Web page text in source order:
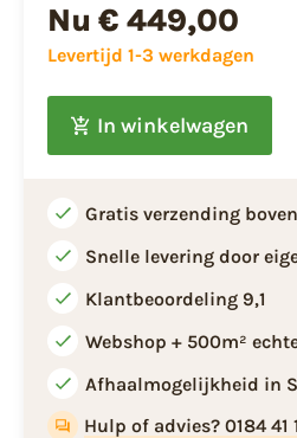
Nu € 449,00
Levertijd 1-3 werkdagen
In winkelwagen
Gratis verzending
Snelle levering door
Klantbeoordeling 9,1
Webshop + 500m²
Afhaalmogelijkheid in
Hulp of advies? 0184 41